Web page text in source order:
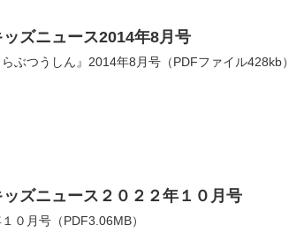
ズニュース2014年8月号
らぶつうしん』2014年8月号（PDFファイル428kb）
ズニュース２０２２年１０月号
０月号（PDF3.06MB）